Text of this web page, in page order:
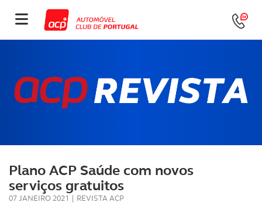
Plano ACP Saúde com novos
serviços gratuitos
07 JANEIRO 2021 | REVISTA ACP